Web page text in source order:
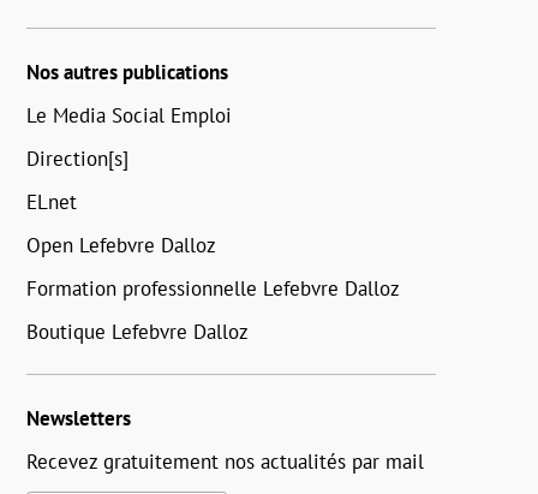
Nos autres publications
Le Media Social Emploi
Direction[s]
ELnet
Open Lefebvre Dalloz
Formation professionnelle Lefebvre Dalloz
Boutique Lefebvre Dalloz
Newsletters
Recevez gratuitement nos actualités par mail